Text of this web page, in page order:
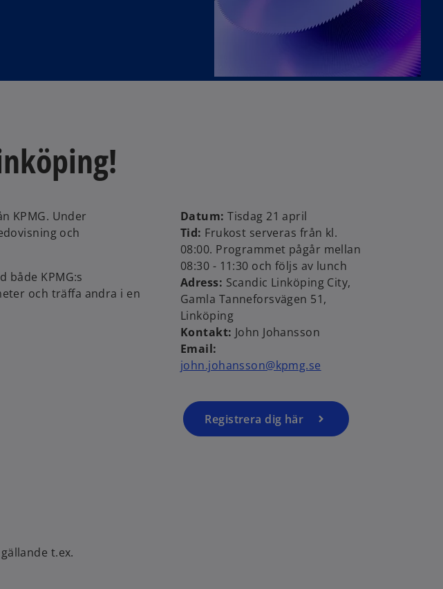
KPMG. Under
och
KPMG:s
och träffa andra i en
t.ex.
Datum: Tisdag 21 april
Tid: Frukost serveras från kl.
08:00. Programmet pågår mellan
08:30 - 11:30 och följs av lunch
Adress: Scandic Linköping City,
Gamla Tanneforsvägen 51,
Linköping
Kontakt: John Johansson
Email:
john.johansson@kpmg.se
Registrera dig här
n
n